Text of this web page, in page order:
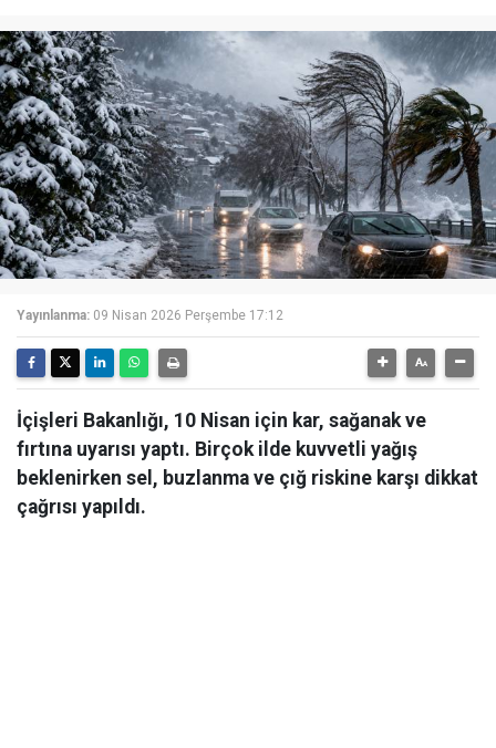
Yayınlanma: 09 Nisan 2026 Perşembe 17:12
İçişleri Bakanlığı, 10 Nisan için kar, sağanak ve
fırtına uyarısı yaptı. Birçok ilde kuvvetli yağış
beklenirken sel, buzlanma ve çığ riskine karşı dikkat
çağrısı yapıldı.